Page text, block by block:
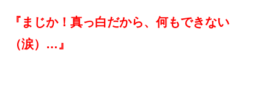
『まじか！真っ白だから、何もできない
（涙）…』